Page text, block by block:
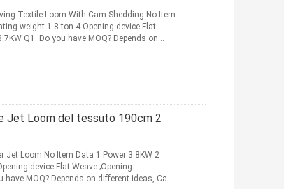
Textile Loom With Cam Shedding No Item
weight 1.8 ton 4 Opening device Flat
Q1. Do you have MOQ? Depends on
Jet Loom del tessuto 190cm 2
Jet Loom No Item Data 1 Power 3.8KW 2
device Flat Weave ;Opening
have MOQ? Depends on different ideas, Can